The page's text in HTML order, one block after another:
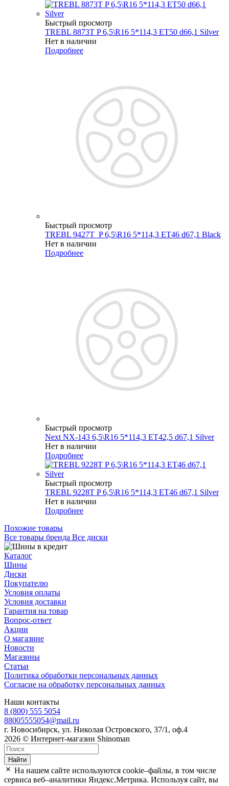
Быстрый просмотр
TREBL 8873T P 6,5\R16 5*114,3 ET50 d66,1 Silver
Нет в наличии
Подробнее
Быстрый просмотр
TREBL 9427T_P 6,5\R16 5*114,3 ET46 d67,1 Black
Нет в наличии
Подробнее
Быстрый просмотр
Next NX-143 6,5\R16 5*114,3 ET42,5 d67,1 Silver
Нет в наличии
Подробнее
Быстрый просмотр
TREBL 9228T P 6,5\R16 5*114,3 ET46 d67,1 Silver
Нет в наличии
Подробнее
Похожие товары
Все товары бренда Все диски
Каталог
Шины
Диски
Покупателю
Условия оплаты
Условия доставки
Гарантия на товар
Вопрос-ответ
Акции
О магазине
Новости
Магазины
Статьи
Политика обработки персональных данных
Согласие на обработку персональных данных
Наши контакты
8 (800) 555 5054
88005555054@mail.ru
г. Новосибирск, ул. Николая Островского, 37/1, оф.4
2026 © Интернет-магазин Shinoman
Найти
На нашем сайте используются cookie–файлы, в том числе
сервиса веб–аналитики Яндекс.Метрика. Используя сайт, вы